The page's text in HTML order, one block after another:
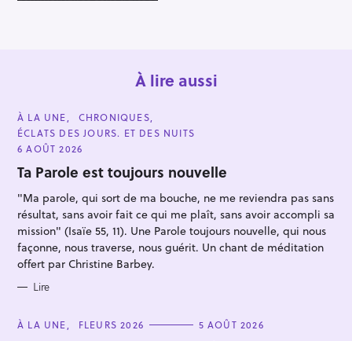
À lire aussi
C
A
T
E
O
R
E
À LA UNE
CHRONIQUES
ÉCLATS DES JOURS. ET DES NUITS
6 AOÛT 2026
Ta Parole est toujours nouvelle
"Ma parole, qui sort de ma bouche, ne me reviendra pas sans
résultat, sans avoir fait ce qui me plaît, sans avoir accompli sa
mission" (Isaïe 55, 11). Une Parole toujours nouvelle, qui nous
façonne, nous traverse, nous guérit. Un chant de méditation
offert par Christine Barbey.
Lire
C
À LA UNE FLEURS 2026 5 AOÛT 2026